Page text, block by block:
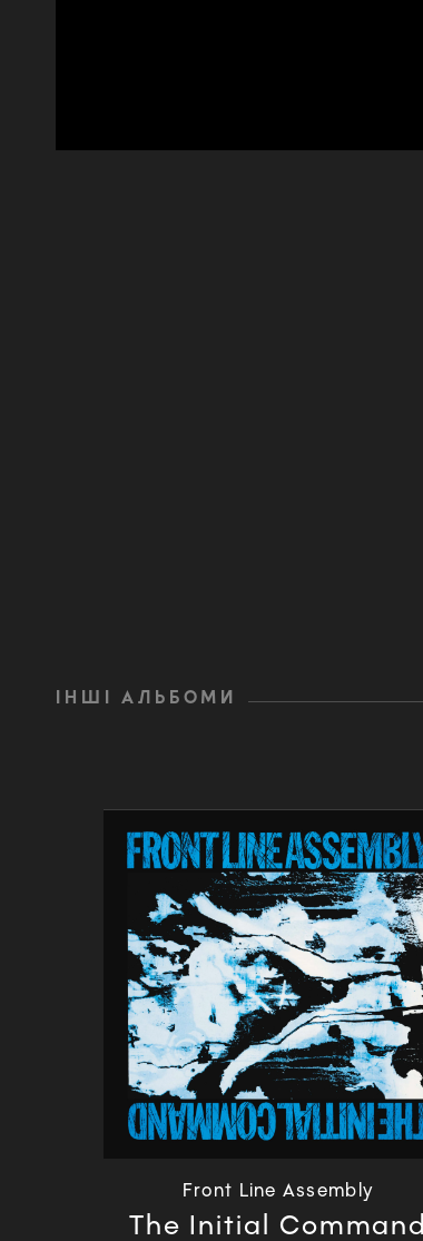
ІНШІ АЛЬБОМИ
Front Line Assembly
The Initial Command